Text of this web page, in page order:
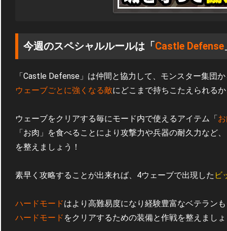
今週のスペシャルルールは「 Castle Defense
「Castle Defense」は仲間と協力して、モンスター集団
ウェーブごとに強くなる敵にどこまで持ちこたえられる
ウェーブをクリアする毎にモード内で使えるアイテム「
「お肉」を食べることにより攻撃力や兵器の耐久力など
を整えましょう！
素早く攻略することが出来れば、4ウェーブで出現した ビ
ハードモードはより高難易度になり経験豊富なベテラン
ハードモード をクリアするための装備と作戦を整えまし